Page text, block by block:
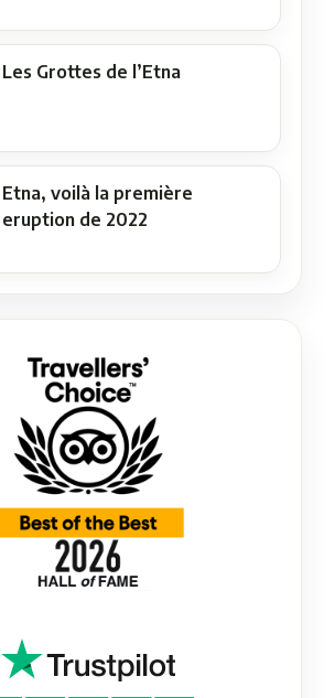
Les Grottes de l’Etna
Etna, voilà la première
eruption de 2022